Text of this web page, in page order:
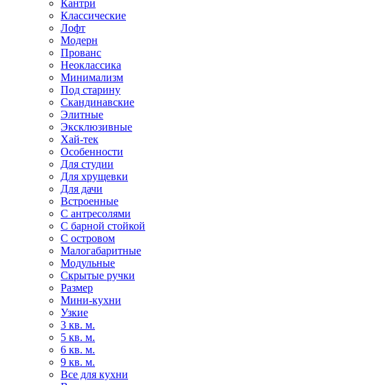
Кантри
Классические
Лофт
Модерн
Прованс
Неоклассика
Минимализм
Под старину
Скандинавские
Элитные
Эксклюзивные
Хай-тек
Особенности
Для студии
Для хрущевки
Для дачи
Встроенные
С антресолями
С барной стойкой
С островом
Малогабаритные
Модульные
Скрытые ручки
Размер
Мини-кухни
Узкие
3 кв. м.
5 кв. м.
6 кв. м.
9 кв. м.
Все для кухни